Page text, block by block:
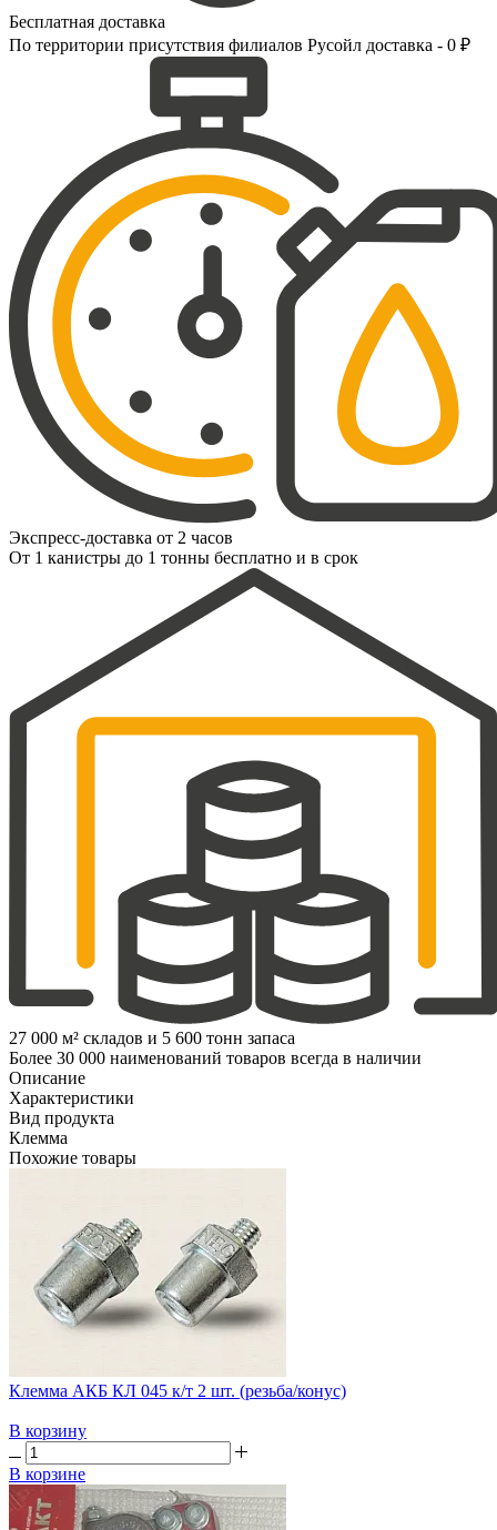
Бесплатная доставка
По территории присутствия филиалов Русойл доставка - 0 ₽
Экспресс-доставка от 2 часов
От 1 канистры до 1 тонны бесплатно и в срок
27 000 м² складов и 5 600 тонн запаса
Более 30 000 наименований товаров всегда в наличии
Описание
Характеристики
Вид продукта
Клемма
Похожие товары
Клемма АКБ КЛ 045 к/т 2 шт. (резьба/конус)
В корзину
В корзине